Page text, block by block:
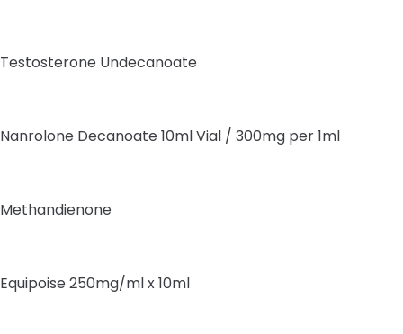
Testosterone Undecanoate
Nanrolone Decanoate 10ml Vial / 300mg per 1ml
Methandienone
Equipoise 250mg/ml x 10ml